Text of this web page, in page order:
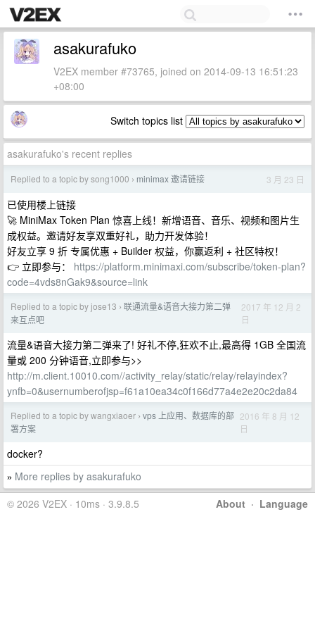
asakurafuko
V2EX member #73765, joined on 2014-09-13 16:51:23
+08:00
Switch topics list
asakurafuko's recent replies
Replied to a topic by song1000 › minimax 邀请链接 3 月 23 日
已使用楼上链接
🚀 MiniMax Token Plan 惊喜上线！新增语音、音乐、视频和图片生
成权益。邀请好友享双重好礼，助力开发体验！
好友立享 9 折 专属优惠 + Builder 权益，你赢返利 + 社区特权！
👉 立即参与： https://platform.minimaxi.com/subscribe/token-plan?
code=4vds8nGak9&source=link
Replied to a topic by jose13 › 联通流量&语音大接力第二弹
来互点吧
2017 年 12 月 2
日
流量&语音大接力第二弹来了! 好礼不停,狂欢不止,最高得 1GB 全国流
量或 200 分钟语音,立即参与>>
http://m.client.10010.com//activity_relay/static/relay/relayindex?
ynfb=0&usernumberofjsp=f61a10ea34c0f166d77a4e2e20c2da84
Replied to a topic by wangxiaoer › vps 上应用、数据库的部
署方案
2016 年 8 月 12
日
docker?
» More replies by asakurafuko
About · Language
© 2026 V2EX · 10ms · 3.9.8.5